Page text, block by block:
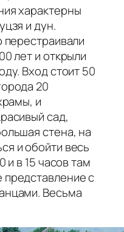
характерны
и дун.
перестраивали
лет и открыли
Вход стоит 50
20
и
сад,
стена, на
и обойти весь
и в 15 часов там
представление с
Весьма